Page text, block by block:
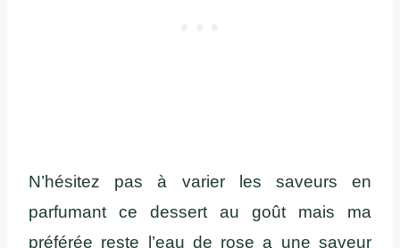
N’hésitez pas à varier les saveurs en
parfumant ce dessert au goût mais ma
préférée reste l’eau de rose a une saveur